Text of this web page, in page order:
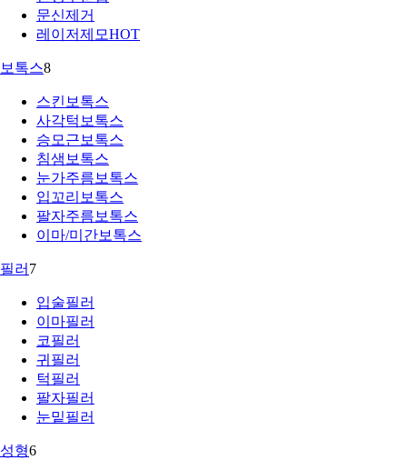
문신제거
레이저제모HOT
보톡스8
스킨보톡스
사각턱보톡스
승모근보톡스
침샘보톡스
눈가주름보톡스
입꼬리보톡스
팔자주름보톡스
이마/미간보톡스
필러 7
입술필러
이마필러
코필러
귀필러
턱필러
팔자필러
눈밑필러
성형6